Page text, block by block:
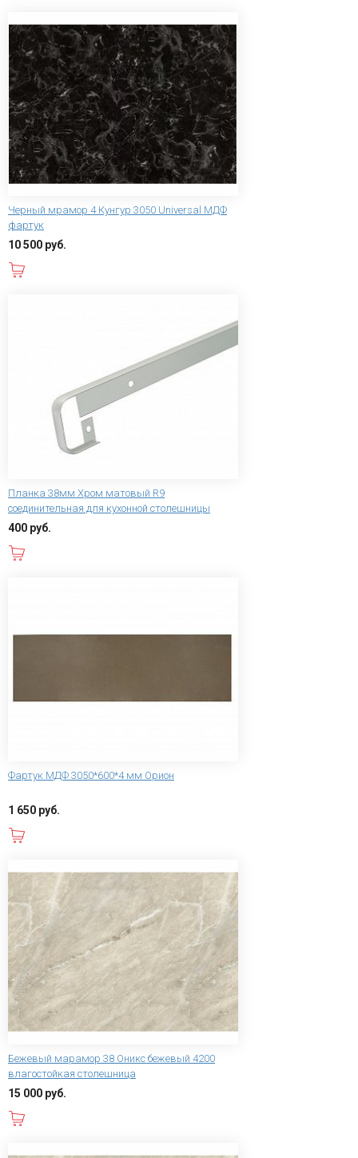
Черный мрамор 4 Кунгур 3050 Universal МДФ
фартук
10 500 руб.
Планка 38мм Хром матовый R9
соединительная для кухонной столешницы
400 руб.
Фартук МДФ 3050*600*4 мм Орион
1 650 руб.
Бежевый марамор 38 Оникс бежевый 4200
влагостойкая столешница
15 000 руб.